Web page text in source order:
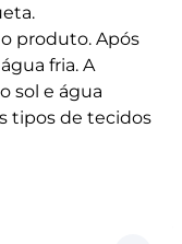
produto. Após
fria. A
sol e água
tipos de tecidos